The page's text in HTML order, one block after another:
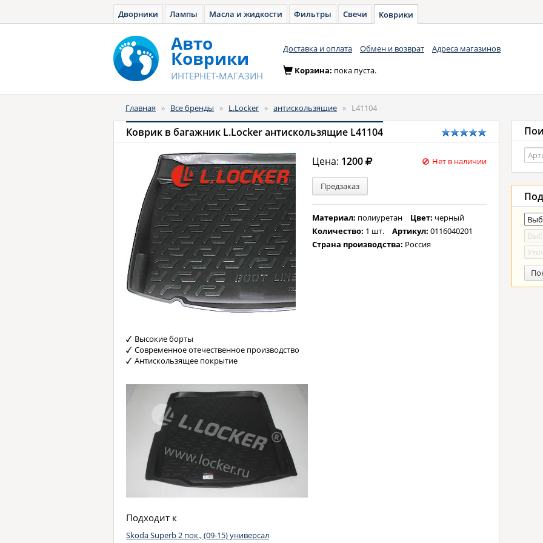
Дворники Лампы Масла и жидкости Фильтры Свечи Коврики
Авто
Коврики
ИНТЕРНЕТ-МАГАЗИН
Доставка и оплата Обмен и возврат Адреса магазинов
Корзина: пока пуста.
Главная » Все бренды » L.Locker » антискользящие » L41104
Коврик в багажник L.Locker антискользящие L41104
Цена: 1200 Нет в наличии
Предзаказ
Материал: полиуретан Цвет: черный
Количество: 1 шт. Артикул:0116040201
Страна производства: Россия
Высокие борты
Современное отечественное производство
Антискользящее покрытие
Подходит к
Skoda Superb 2 пок., (09-15) универсал